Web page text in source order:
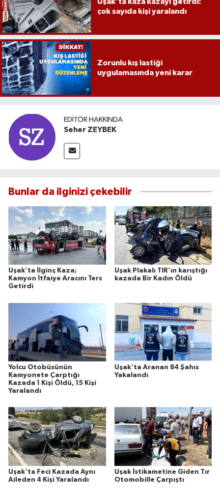
çok sayıda kişi yaralandı
Zorunlu kış lastiği
uygulamasında yeni karar
EDITÖR HAKKINDA
Seher ZEYBEK
Bunlar da ilginizi çekebilir
Uşak’ta İlginç Kaza;
Kamyon İtfaiye Aracını Ters
Getirdi
Uşak Plakalı TIR’ın karıştığı
kazada Bir Kadın Öldü
Yolcu Otobüsünün
Kamyonete Çarptığı
Kazada 1 Kişi Öldü, 15 Kişi
Yaralandı
Uşak’ta Aranan 84 Şahıs
Yakalandı
Uşak'ta Feci Kazada Aynı
Aileden 4 Kişi Yaralandı
Uşak İstikametine Giden Tır
Otomobille Çarpıştı